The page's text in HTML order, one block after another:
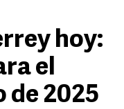
hoy:
el
de 2025